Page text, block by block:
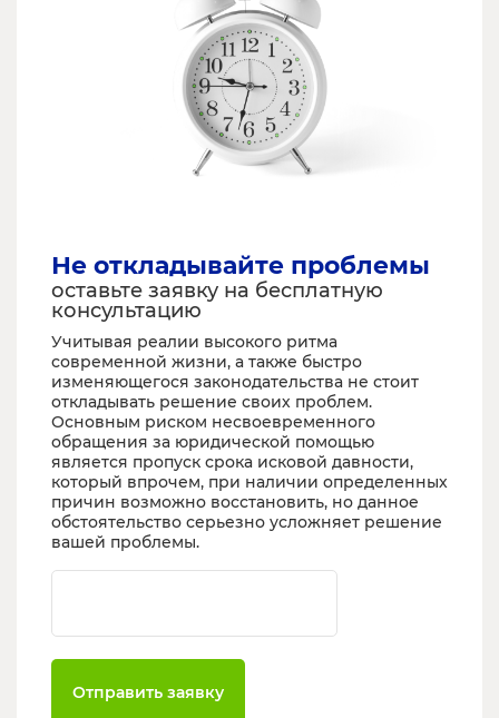
Не откладывайте проблемы
оставьте заявку на бесплатную
консультацию
Учитывая реалии высокого ритма
современной жизни, а также быстро
изменяющегося законодательства не стоит
откладывать решение своих проблем.
Основным риском несвоевременного
обращения за юридической помощью
является пропуск срока исковой давности,
который впрочем, при наличии определенных
причин возможно восстановить, но данное
обстоятельство серьезно усложняет решение
вашей проблемы.
Отправить заявку